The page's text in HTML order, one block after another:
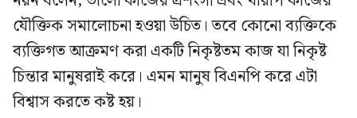
যৌক্তিক সমালোচনা হওয়া উচিত। তবে কোনো ব্যক্তিকে
ব্যক্তিগত আক্রমণ করা একটি নিকৃষ্টতম কাজ যা নিকৃষ্ট
চিন্তার মানুষরাই করে। এমন মানুষ বিএনপি করে এটা
বিশ্বাস করতে কষ্ট হয়।